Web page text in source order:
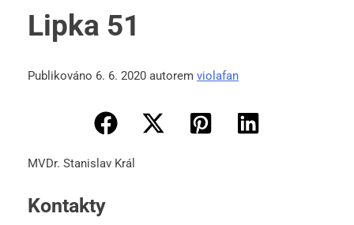
Lipka 51
Publikováno 6. 6. 2020 autorem violafan
MVDr. Stanislav Král
Kontakty